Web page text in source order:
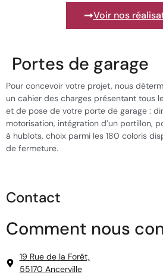
Voir nos
Portes de garage
Pour concevoir votre projet, nous
un cahier des charges présentant tous
et de pose de votre porte de garage :
motorisation, intégration d’un portillon,
à hublots, choix parmi les 180 coloris
de fermeture.
Contact
Comment nous
19 Rue de la Forêt,
55170 Ancerville